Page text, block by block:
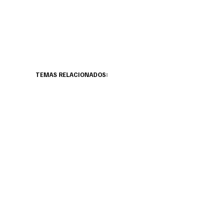
TEMAS RELACIONADOS: